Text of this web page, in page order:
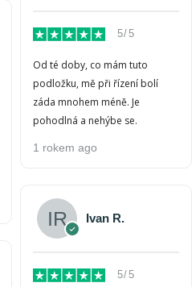
5/5
Od té doby, co mám tuto
podložku, mě při řízení bolí
záda mnohem méně. Je
pohodlná a nehýbe se.
1 rokem ago
Ivan R.
5/5